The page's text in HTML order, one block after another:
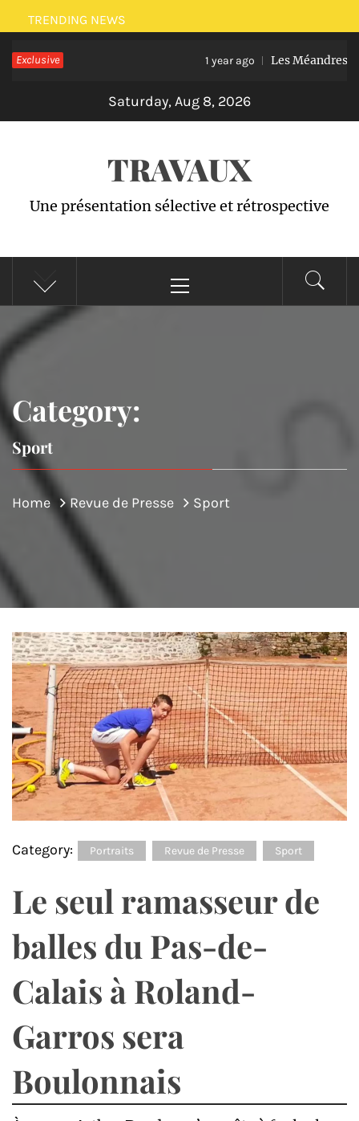
Skip
to
content
TRENDING NEWS
Exclusive 1 year ago Les Méandres
Saturday, Aug 8, 2026
TRAVAUX
Une présentation sélective et rétrospective
Menu
Category:
Sport
Home Revue de Presse Sport
Category: Portraits Revue de Presse Sport
Le seul ramasseur de
balles du Pas-de-
Calais à Roland-
Garros sera
Boulonnais